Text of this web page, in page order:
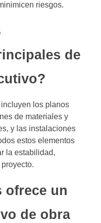
riesgos.
de
los planos
de materiales y
y las instalaciones
estos elementos
la estabilidad,
ofrece un
de obra